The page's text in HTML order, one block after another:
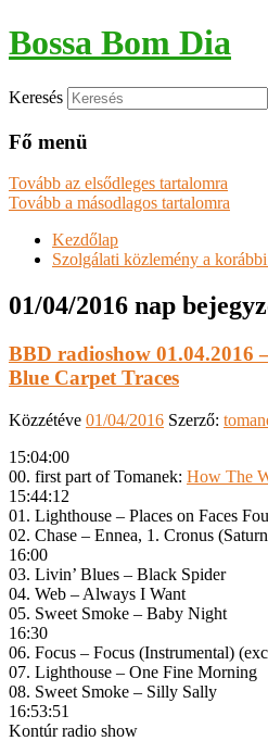
Bossa Bom Dia
Keresés
Fő menü
Tovább az elsődleges tartalomra
Tovább a másodlagos tartalomra
Kezdőlap
Szolgálati közlemény a
01/04/2016 nap
BBD radioshow 01.04.2016
Blue Carpet Traces
Közzétéve 01/04/2016 Szerző:
15:04:00
00. first part of Tomanek: How The
15:44:12
01. Lighthouse – Places on Faces
02. Chase – Ennea, 1. Cronus
16:00
03. Livin’ Blues – Black Spider
04. Web – Always I Want
05. Sweet Smoke – Baby Night
16:30
06. Focus – Focus (Instrumental)
07. Lighthouse – One Fine Morning
08. Sweet Smoke – Silly Sally
16:53:51
Kontúr radio show